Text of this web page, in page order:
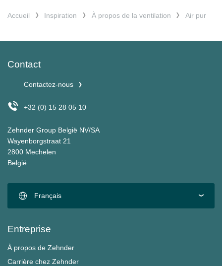
Accueil Inspiration À propos de la ventilation Air pur
Contact
Contactez-nous
+32 (0) 15 28 05 10
Zehnder Group België NV/SA
Wayenborgstraat 21
2800 Mechelen
België
Français
Entreprise
À propos de Zehnder
Carrière chez Zehnder